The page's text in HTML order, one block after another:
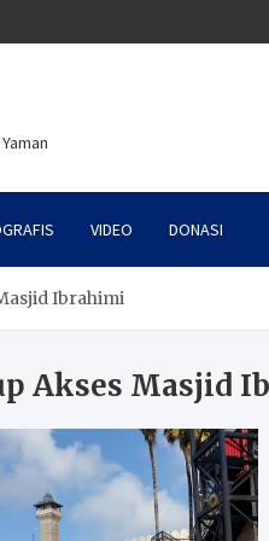
VIDEO DONASI
Ibrahimi
Akses Masjid